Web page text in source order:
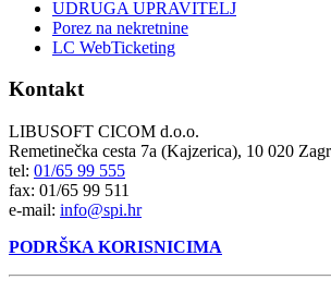
UDRUGA UPRAVITELJ
Porez na nekretnine
LC WebTicketing
Kontakt
LIBUSOFT CICOM d.o.o.
Remetinečka cesta 7a (Kajzerica), 10 020
tel: 01/65 99 555
fax: 01/65 99 511
e-mail: info@spi.hr
PODRŠKA KORISNICIMA